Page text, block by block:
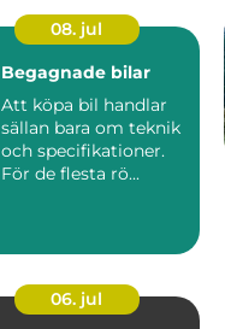
08. jul
Begagnade bilar
Att köpa bil handlar
sällan bara om teknik
och specifikationer.
För de flesta rö...
06. jul